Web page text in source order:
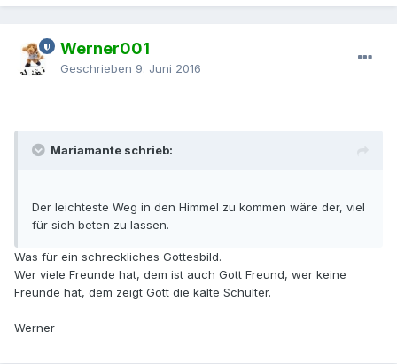
Werner001
Geschrieben 9. Juni 2016
Mariamante schrieb:
Der leichteste Weg in den Himmel zu kommen wäre der, viel
für sich beten zu lassen.
Was für ein schreckliches Gottesbild.
Wer viele Freunde hat, dem ist auch Gott Freund, wer keine
Freunde hat, dem zeigt Gott die kalte Schulter.
Werner